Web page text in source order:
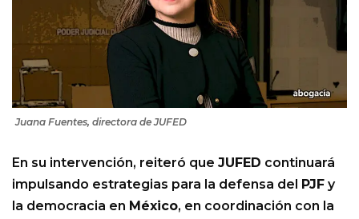
Juana Fuentes, directora de JUFED
En su intervención, reiteró que JUFED continuará
impulsando estrategias para la defensa del
PJF y
la democracia en México, en coordinación con la